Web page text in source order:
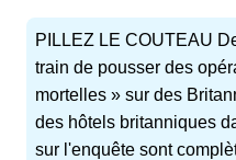
PILLEZ LE COUTEAU
train de pousser des
mortelles » sur des
des hôtels britanniques
sur l'enquête sont